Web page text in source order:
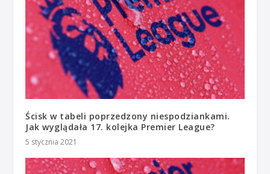
Ścisk w tabeli poprzedzony niespodziankami.
Jak wyglądała 17. kolejka Premier League?
5 stycznia 2021